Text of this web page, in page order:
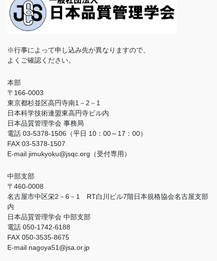
※行事によって申し込み先が異なりますので、
よくご確認ください。
本部
〒166-0003
東京都杉並区高円寺南1－2－1
日本科学技術連盟東高円寺ビル内
日本品質管理学会 事務局
電話 03-5378-1506（平日 10：00～17：00）
FAX 03-5378-1507
E-mail jimukyoku@jsqc.org（受付専用）
中部支部
〒460-0008
名古屋市中区栄2－6－1 RT白川ビル7階日本規格協会名古屋支部
内
日本品質管理学会 中部支部
電話 050-1742-6188
FAX 050-3535-8675
E-mail nagoya51@jsa.or.jp